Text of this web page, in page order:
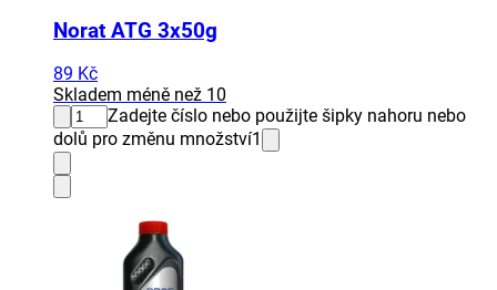
Norat ATG 3x50g
89 Kč
Skladem méně než 10
Zadejte číslo nebo použijte šipky nahoru nebo
dolů pro změnu množství1